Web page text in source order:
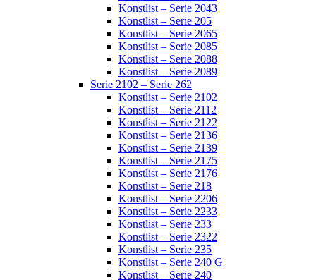
Konstlist – Serie 2043
Konstlist – Serie 205
Konstlist – Serie 2065
Konstlist – Serie 2085
Konstlist – Serie 2088
Konstlist – Serie 2089
Serie 2102 – Serie 262
Konstlist – Serie 2102
Konstlist – Serie 2112
Konstlist – Serie 2122
Konstlist – Serie 2136
Konstlist – Serie 2139
Konstlist – Serie 2175
Konstlist – Serie 2176
Konstlist – Serie 218
Konstlist – Serie 2206
Konstlist – Serie 2233
Konstlist – Serie 233
Konstlist – Serie 2322
Konstlist – Serie 235
Konstlist – Serie 240 G
Konstlist – Serie 240